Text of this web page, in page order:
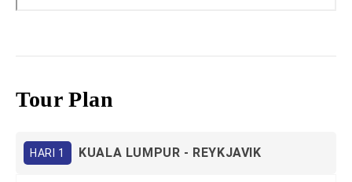
Tour Plan
HARI 1 KUALA LUMPUR - REYKJAVIK